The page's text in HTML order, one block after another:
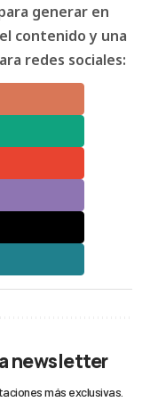
generar en
contenido y una
redes sociales:
newsletter
más exclusivas.